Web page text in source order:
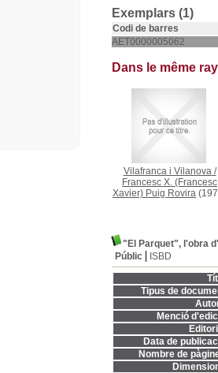
Exemplars (1)
Codi de barres
AET0000005062
Dans le même
Vilafranca i Vilanova/
Francesc X. (Francesc
Xavier) Puig Rovira
"El Parquet", l'obra
Públic
ISBD
Tipus de
Menció
Data de
Nombre de